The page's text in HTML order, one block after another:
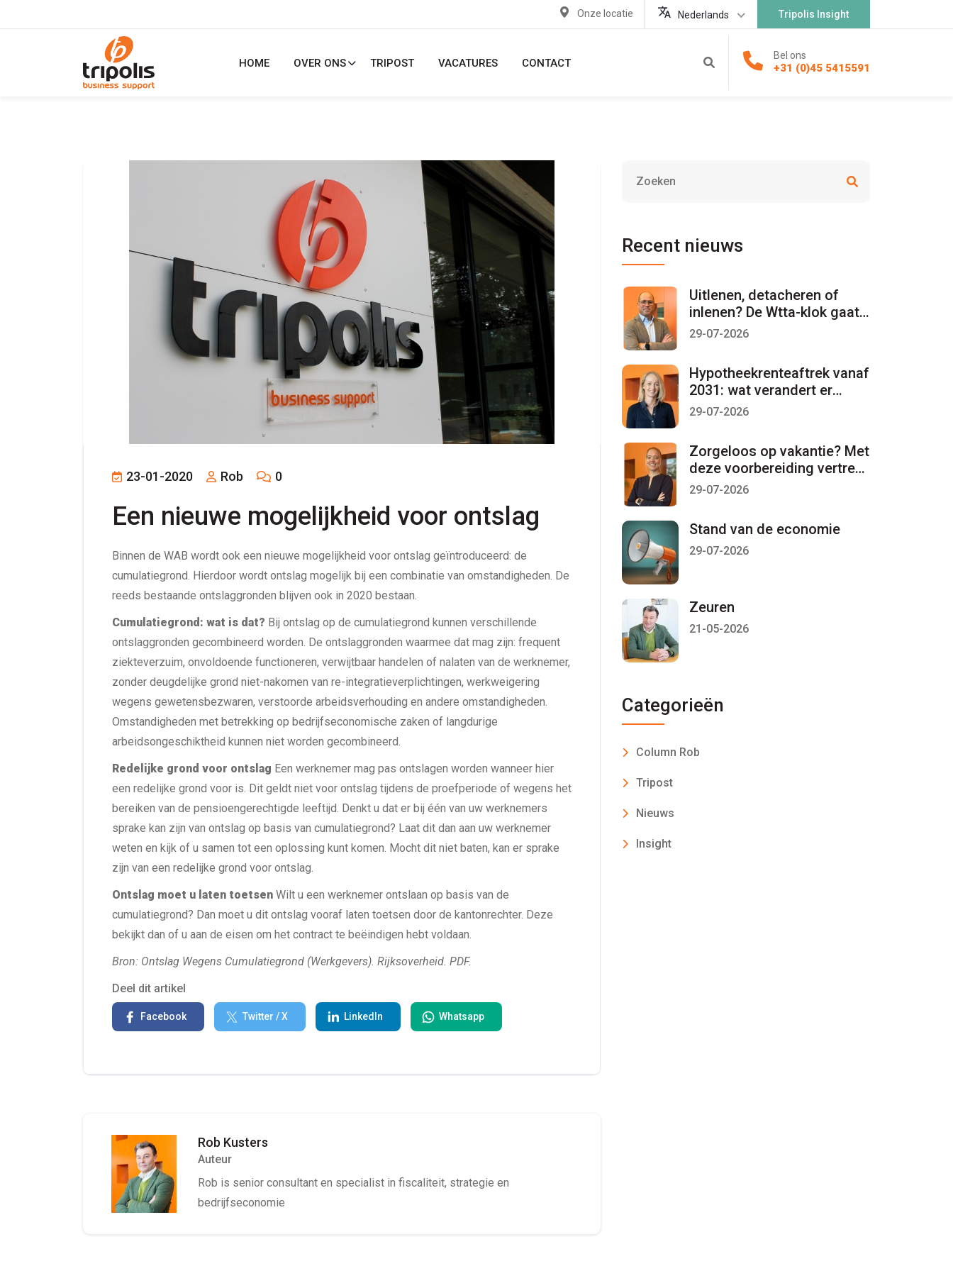
Tripolis Insight
Nederlands
Onze locatie
HOME OVER ONS TRIPOST VACATURES CONTACT
Bel ons
+31 (0)45 5415591
23-01-2020 Rob 0
Een nieuwe mogelijkheid voor ontslag
Binnen de WAB wordt ook een nieuwe mogelijkheid voor ontslag geïntroduceerd: de
cumulatiegrond. Hierdoor wordt ontslag mogelijk bij een combinatie van omstandigheden. De
reeds bestaande ontslaggronden blijven ook in 2020 bestaan.
Cumulatiegrond: wat is dat? Bij ontslag op de cumulatiegrond kunnen verschillende
ontslaggronden gecombineerd worden. De ontslaggronden waarmee dat mag zijn: frequent
ziekteverzuim, onvoldoende functioneren, verwijtbaar handelen of nalaten van de werknemer,
zonder deugdelijke grond niet-nakomen van re-integratieverplichtingen, werkweigering
wegens gewetensbezwaren, verstoorde arbeidsverhouding en andere omstandigheden.
Omstandigheden met betrekking op bedrijfseconomische zaken of langdurige
arbeidsongeschiktheid kunnen niet worden gecombineerd.
Redelijke grond voor ontslag Een werknemer mag pas ontslagen worden wanneer hier
een redelijke grond voor is. Dit geldt niet voor ontslag tijdens de proefperiode of wegens het
bereiken van de pensioengerechtigde leeftijd. Denkt u dat er bij één van uw werknemers
sprake kan zijn van ontslag op basis van cumulatiegrond? Laat dit dan aan uw werknemer
weten en kijk of u samen tot een oplossing kunt komen. Mocht dit niet baten, kan er sprake
zijn van een redelijke grond voor ontslag.
Ontslag moet u laten toetsen Wilt u een werknemer ontslaan op basis van de
cumulatiegrond? Dan moet u dit ontslag vooraf laten toetsen door de kantonrechter. Deze
bekijkt dan of u aan de eisen om het contract te beëindigen hebt voldaan.
Bron: Ontslag Wegens Cumulatiegrond (Werkgevers). Rijksoverheid. PDF.
Deel dit artikel
Facebook Twitter / X LinkedIn Whatsapp
Rob Kusters
Auteur
Rob is senior consultant en specialist in fiscaliteit, strategie en
bedrijfseconomie
Recent nieuws
Uitlenen, detacheren of
inlenen? De Wtta-klok gaat
per 1 januari 2027 lopen
29-07-2026
Hypotheekrenteaftrek vanaf
2031: wat verandert er
mogelijk?
29-07-2026
Zorgeloos op vakantie? Met
deze voorbereiding vertrekt
u met een gerust gevoel
29-07-2026
Stand van de economie
29-07-2026
Zeuren
21-05-2026
Categorieën
Column Rob
Tripost
Nieuws
Insight